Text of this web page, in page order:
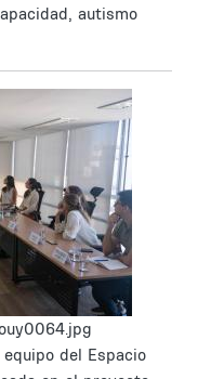
autismo
del Espacio